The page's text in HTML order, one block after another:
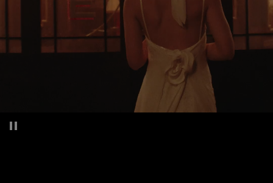
Pausar el vídeo decorativo